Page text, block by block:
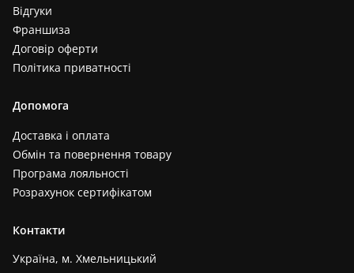
Відгуки
Франшиза
Договір оферти
Політика приватності
Допомога
Доставка і оплата
Обмін та повернення товару
Програма лояльності
Розрахунок сертифікатом
Контакти
Україна, м. Хмельницький